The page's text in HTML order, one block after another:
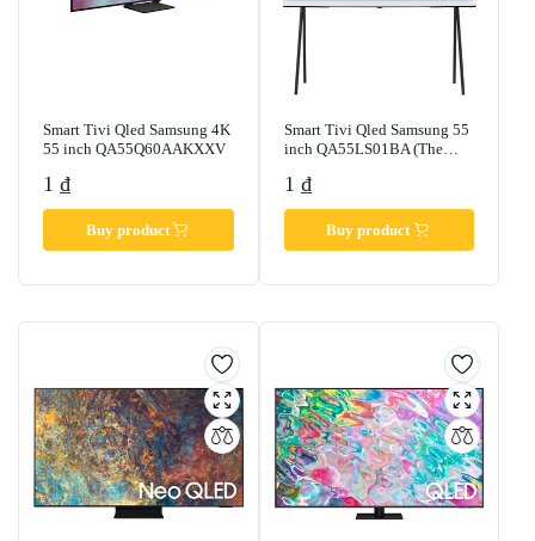
Smart Tivi Qled Samsung 4K
55 inch QA55Q60AAKXXV
1 ₫
Buy product
Smart Tivi Qled Samsung 55
inch QA55LS01BA (The
1 ₫
Buy product